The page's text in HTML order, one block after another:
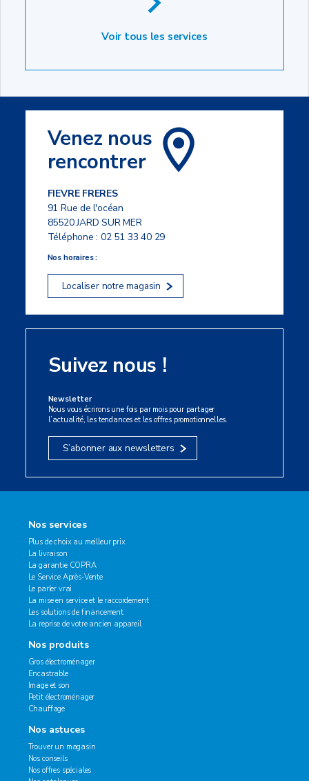
Voir tous les services
Venez nous
rencontrer
FIEVRE FRERES
91 Rue de l'océan
85520 JARD SUR MER
Téléphone :02 51 33 40 29
Nos horaires :
Localiser notre magasin
Suivez nous !
Newsletter
Nous vous écrirons une fois par mois pour partager
l’actualité, les tendances et les offres promotionnelles.
S’abonner aux newsletters
Nos services
Plus de choix au meilleur prix
La livraison
La garantie COPRA
Le Service Après-Vente
Le parler vrai
La mise en service et le raccordement
Les solutions de financement
La reprise de votre ancien appareil
Nos produits
Gros électroménager
Encastrable
Image et son
Petit électroménager
Chauffage
Nos astuces
Trouver un magasin
Nos conseils
Nos offres spéciales